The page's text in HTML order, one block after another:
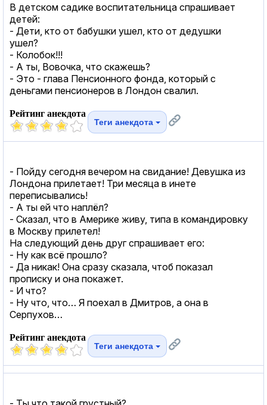
В детском садике воспитательница спрашивает
детей:
- Дети, кто от бабушки ушел, кто от дедушки
ушел?
- Колобок!!!
- А ты, Вовочка, что скажешь?
- Это - глава Пенсионного фонда, который с
деньгами пенсионеров в Лондон свалил.
Рейтинг анекдота
Теги анекдота
- Пойду сегодня вечером на свидание! Девушка из
Лондона прилетает! Три месяца в инете
переписывались!
- А ты ей что наплёл?
- Сказал, что в Америке живу, типа в командировку
в Москву прилетел!
На следующий день друг спрашивает его:
- Ну как всё прошло?
- Да никак! Она сразу сказала, чтоб показал
прописку и она покажет.
- И что?
- Ну что, что… Я поехал в Дмитров, а она в
Серпухов…
Рейтинг анекдота
Теги анекдота